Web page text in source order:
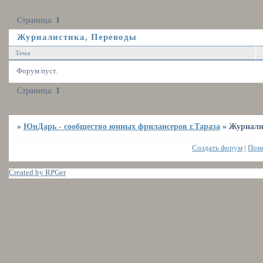
Журналистика, Переводы
Страница: 1
Тема
Форум пуст.
Страница: 1
»ЮнДарь - сообщество юнных фрилансеров г.Тараза »
Создать форум |
Created by RPGer